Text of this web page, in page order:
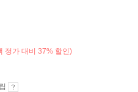
정가 대비 37% 할인)